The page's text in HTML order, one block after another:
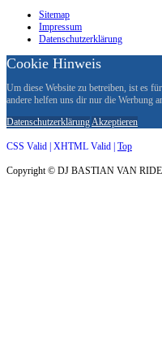
Sitemap
Impressum
Datenschutzerklärung
Cookie Hinweis
Um diese Website zu betreiben, ist es
andere helfen uns dir nur die Werbung
DatenschutzerklärungAkzeptieren
CSS Valid | XHTML Valid | Top
Copyright © DJ BASTIAN VAN